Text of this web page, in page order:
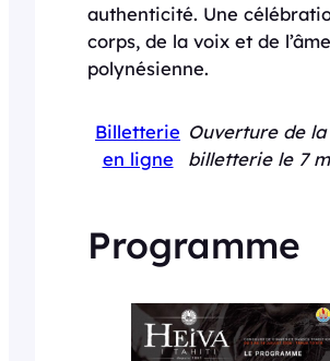
authenticité. Une
corps, de la voix et de l’âme
polynésienne.
Billetterie
en ligne
Ouverture de la
billetterie le 7
Programme